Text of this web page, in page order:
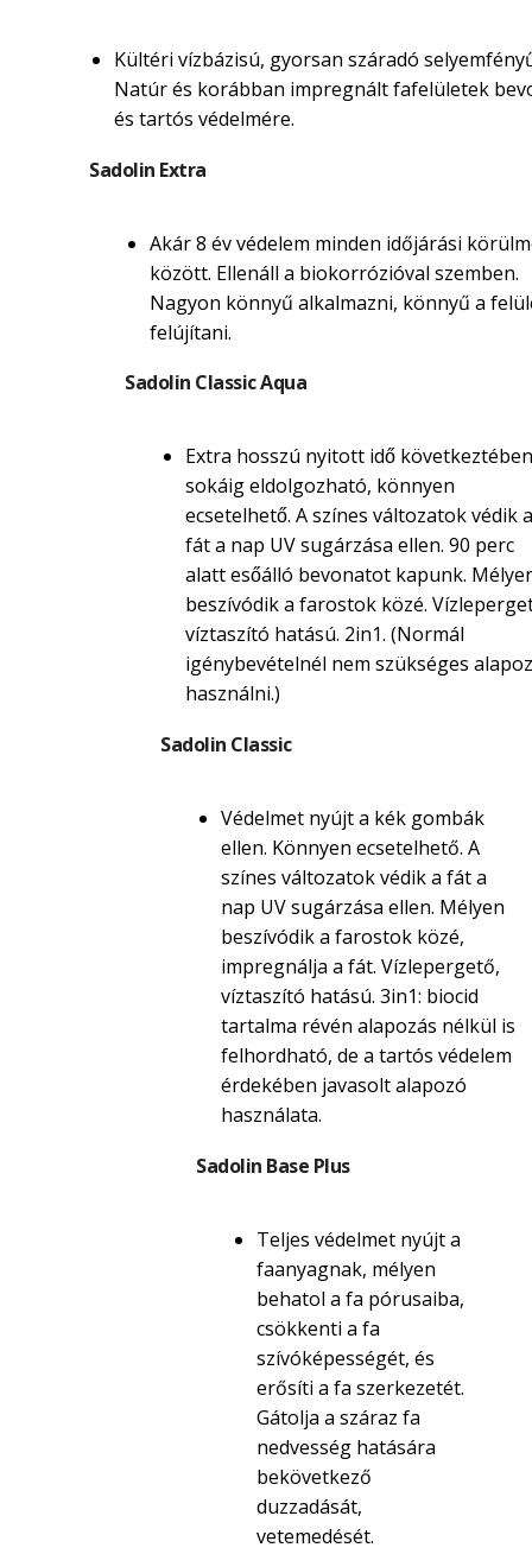
Kültéri vízbázisú, gyorsan száradó
Natúr és korábban impregnált fafelületek
és tartós védelmére.
Sadolin Extra
Akár 8 év védelem minden időjárási
között. Ellenáll a biokorrózióval szemben.
Nagyon könnyű alkalmazni, könnyű a
felújítani.
Sadolin Classic Aqua
Extra hosszú nyitott idő következtében
sokáig eldolgozható, könnyen
ecsetelhető. A színes változatok védik a
fát a nap UV sugárzása ellen. 90 perc
alatt esőálló bevonatot kapunk.
beszívódik a farostok közé.
víztaszító hatású. 2in1. (Normál
igénybevételnél nem szükséges
használni.)
Sadolin Classic
Védelmet nyújt a kék gombák
ellen. Könnyen ecsetelhető. A
színes változatok védik a fát a
nap UV sugárzása ellen. Mélyen
beszívódik a farostok közé,
impregnálja a fát. Vízlepergető,
víztaszító hatású. 3in1: biocid
tartalma révén alapozás nélkül is
felhordható, de a tartós védelem
érdekében javasolt alapozó
használata.
Sadolin Base Plus
Teljes védelmet nyújt a
faanyagnak, mélyen
behatol a fa pórusaiba,
csökkenti a fa
szívóképességét, és
erősíti a fa szerkezetét.
Gátolja a száraz fa
nedvesség hatására
bekövetkező
duzzadását,
vetemedését.